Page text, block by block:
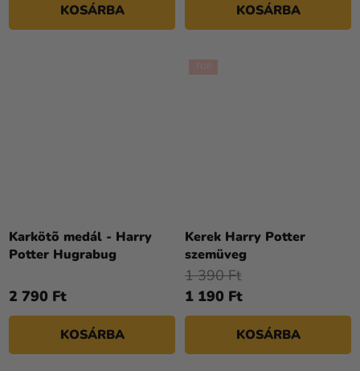
KOSÁRBA KOSÁRBA
Karkötõ medál - Harry
Potter Hugrabug
2 790 Ft
KOSÁRBA
Kerek Harry Potter
szemüveg
1 190 Ft
1 390 Ft
KOSÁRBA